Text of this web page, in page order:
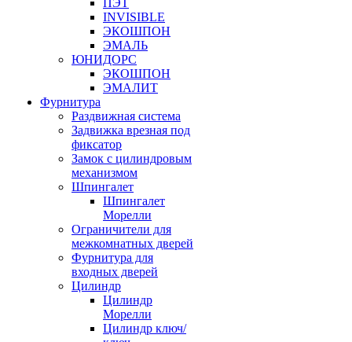
ПЭТ
INVISIBLE
ЭКОШПОН
ЭМАЛЬ
ЮНИДОРС
ЭКОШПОН
ЭМАЛИТ
Фурнитура
Раздвижная система
Задвижка врезная под
фиксатор
Замок с цилиндровым
механизмом
Шпингалет
Шпингалет
Морелли
Ограничители для
межкомнатных дверей
Фурнитура для
входных дверей
Цилиндр
Цилиндр
Морелли
Цилиндр ключ/